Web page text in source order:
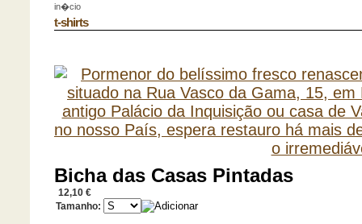
in�cio
t-shirts
Bicha das Casas Pintadas
12,10 €
Tamanho: